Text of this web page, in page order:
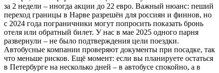
за 2 недели – иногда акции до 22 евро. Важный нюанс: пеший
переход границы в Нарве разрешён для россиян и финнов, но
с 2024 года пограничники могут попросить показать бронь
отеля или обратный билет. У нас в мае 2025 одного парня
развернули – не было подтверждения цели поездки.
Автобусные компании проверяют документы при посадке, так
что меньше рисков. Ещё момент: если вы планируете остаться
в Петербурге на несколько дней – в автобусе спокойно, а в